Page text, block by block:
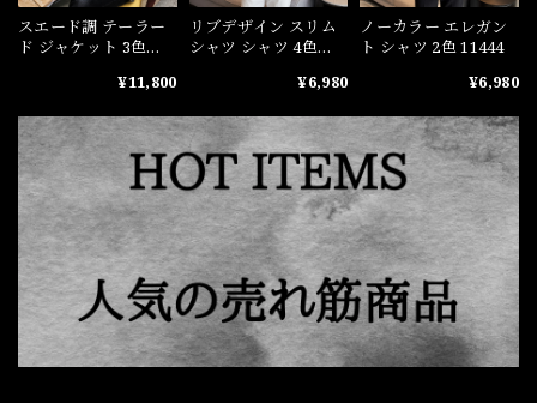
スエード調 テーラー
ド ジャケット 3色
¥11,800
リブデザイン スリム
シャツ シャツ 4色
¥6,980
ノーカラー エレガン
ト シャツ 2色 11444
¥6,980